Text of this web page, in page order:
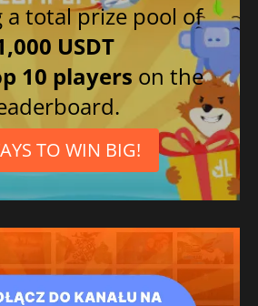
a total prize pool of
USDT
10 players on the
TO WIN BIG!